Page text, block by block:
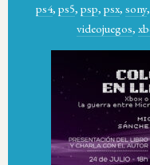
ps4, ps5, psp, psx, sony,
videojuegos,